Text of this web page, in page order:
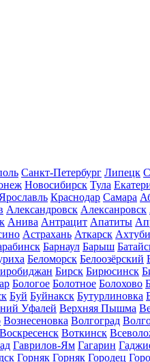
Санкт-Петербург Липецк
Новосибирск Тула
Ярославль Краснодар Самара
Александровск Алексанровск
Анива Антрацит Апатиты
Астрахань Аткарск
Барнаул Барыш
Беломорск Белоозёрский
Бирск Бирюсинск
Бологое Болотное Болохово
Буй Буйнакск Бутурлиновка
Уфалей Верхняя Пышма
Вознесеновка Волгоград
Воскресенск Воткинск
Гаврилов-Ям Гагарин
Горняк Горняк Городец